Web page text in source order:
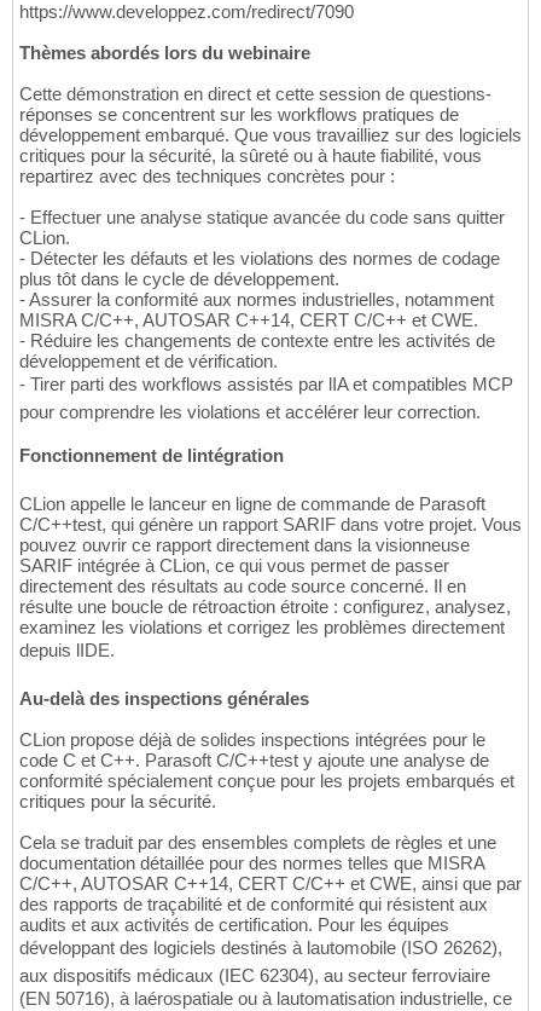
https://www.developpez.com/redirect/7090
Thèmes abordés lors du webinaire
Cette démonstration en direct et cette session de questions-
réponses se concentrent sur les workflows pratiques de
développement embarqué. Que vous travailliez sur des logiciels
critiques pour la sécurité, la sûreté ou à haute fiabilité, vous
repartirez avec des techniques concrètes pour :
- Effectuer une analyse statique avancée du code sans quitter
CLion.
- Détecter les défauts et les violations des normes de codage
plus tôt dans le cycle de développement.
- Assurer la conformité aux normes industrielles, notamment
MISRA C/C++, AUTOSAR C++14, CERT C/C++ et CWE.
- Réduire les changements de contexte entre les activités de
développement et de vérification.
- Tirer parti des workflows assistés par lIA et compatibles MCP
pour comprendre les violations et accélérer leur correction.
Fonctionnement de lintégration
CLion appelle le lanceur en ligne de commande de Parasoft
C/C++test, qui génère un rapport SARIF dans votre projet. Vous
pouvez ouvrir ce rapport directement dans la visionneuse
SARIF intégrée à CLion, ce qui vous permet de passer
directement des résultats au code source concerné. Il en
résulte une boucle de rétroaction étroite : configurez, analysez,
examinez les violations et corrigez les problèmes directement
depuis lIDE.
Au-delà des inspections générales
CLion propose déjà de solides inspections intégrées pour le
code C et C++. Parasoft C/C++test y ajoute une analyse de
conformité spécialement conçue pour les projets embarqués et
critiques pour la sécurité.
Cela se traduit par des ensembles complets de règles et une
documentation détaillée pour des normes telles que MISRA
C/C++, AUTOSAR C++14, CERT C/C++ et CWE, ainsi que par
des rapports de traçabilité et de conformité qui résistent aux
audits et aux activités de certification. Pour les équipes
développant des logiciels destinés à lautomobile (ISO 26262),
aux dispositifs médicaux (IEC 62304), au secteur ferroviaire
(EN 50716), à laérospatiale ou à lautomatisation industrielle, ce